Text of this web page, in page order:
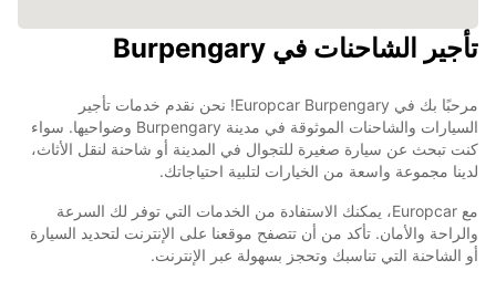
تأجير الشاحنات في Burpengary
مرحبًا بك في Europcar Burpengary! نحن نقدم خدمات تأجير
السيارات والشاحنات الموثوقة في مدينة Burpengary وضواحيها. سواء
كنت تبحث عن سيارة صغيرة للتجوال في المدينة أو شاحنة لنقل الأثاث،
لدينا مجموعة واسعة من الخيارات لتلبية احتياجاتك.
مع Europcar، يمكنك الاستفادة من الخدمات التي توفر لك السرعة
والراحة والأمان. تأكد من أن تتصفح موقعنا على الإنترنت لتحديد السيارة
أو الشاحنة التي تناسبك وتحجز بسهولة عبر الإنترنت.